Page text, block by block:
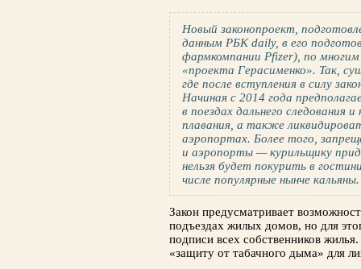
Новый законопроект,
данным РБК daily, в его
фармкомпании Pfizer), по
«проекта Герасименко». Так,
где после вступления в силу
Начиная с 2014 года
в поездах дальнего следования
плавания, а также
аэропортах. Более того,
и аэропорты — курильщику
нельзя будет покурить в
числе популярные нынче кальяны.
Закон предусматривает
подъездах жилых домов, но для
подписи всех собственников
«защиту от табачного дыма» для